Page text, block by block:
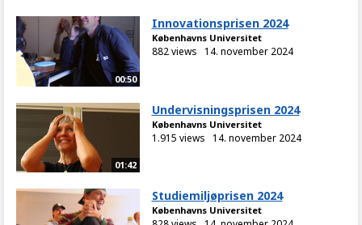
00:50
Innovationsprisen 2024
Københavns Universitet
882 views 14. november 2024
01:42
Undervisningsprisen 2024
Københavns Universitet
1.915 views 14. november 2024
Studiemiljøprisen 2024
Københavns Universitet